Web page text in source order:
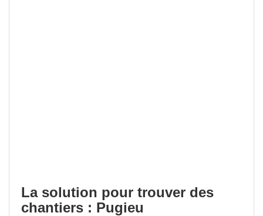
La solution pour trouver des
chantiers : Pugieu